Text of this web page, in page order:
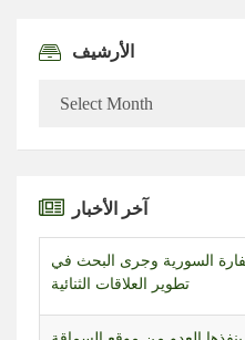
الأرشيف
آخر الأخبار
السورية وجرى البحث في
تطوير العلاقات الثنائية
العدو من موقع السماقة